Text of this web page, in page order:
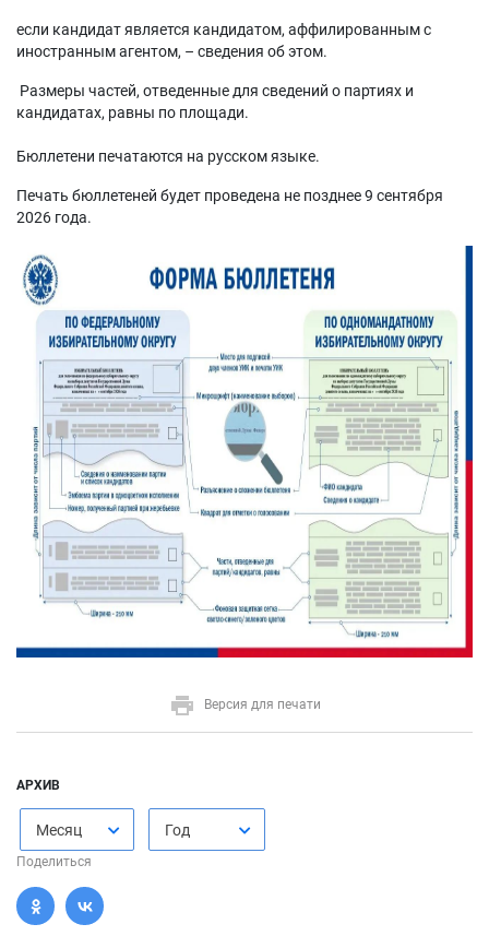
если кандидат является кандидатом, аффилированным с
иностранным агентом, – сведения об этом.
Размеры частей, отведенные для сведений о партиях и
кандидатах, равны по площади.
Бюллетени печатаются на русском языке.
Печать бюллетеней будет проведена не позднее 9 сентября
2026 года.
Версия для печати
АРХИВ
Месяц Год
Поделиться